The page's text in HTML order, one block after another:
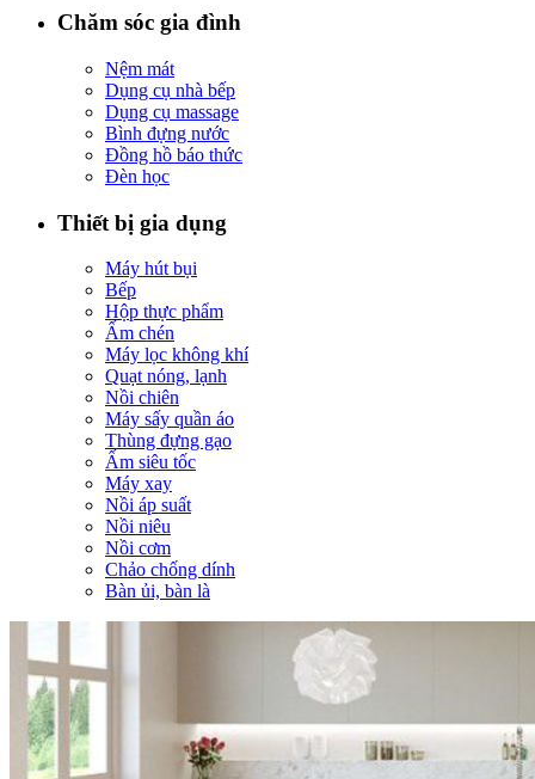
Chăm sóc gia đình
Nệm mát
Dụng cụ nhà bếp
Dụng cụ massage
Bình đựng nước
Đồng hồ báo thức
Đèn học
Thiết bị gia dụng
Máy hút bụi
Bếp
Hộp thực phẩm
Ấm chén
Máy lọc không khí
Quạt nóng, lạnh
Nồi chiên
Máy sấy quần áo
Thùng đựng gạo
Ấm siêu tốc
Máy xay
Nồi áp suất
Nồi niêu
Nồi cơm
Chảo chống dính
Bàn ủi, bàn là